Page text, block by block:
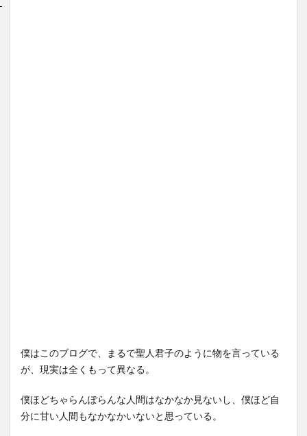
僕はこのブログで、まるで聖人君子のように物を言っている
が、現実は全くもって異なる。
僕ほどちゃらんぽらんな人間はなかなか見ないし、僕ほど自
分に甘い人間もなかなかいないと思っている。